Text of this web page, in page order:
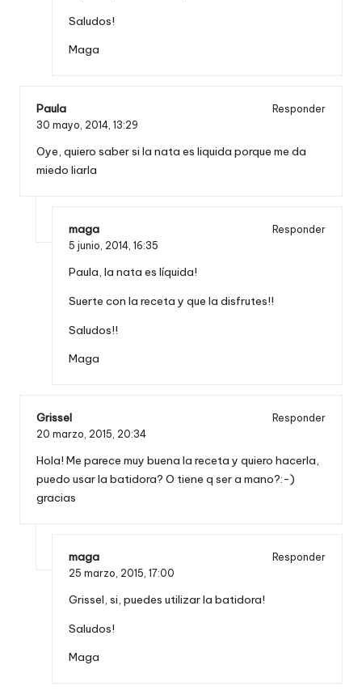
Saludos!
Maga
Paula
Responder
30 mayo, 2014, 13:29
Oye, quiero saber si la nata es liquida porque me da
miedo liarla
maga
Responder
5 junio, 2014, 16:35
Paula, la nata es líquida!
Suerte con la receta y que la disfrutes!!
Saludos!!
Maga
Grissel
Responder
20 marzo, 2015, 20:34
Hola! Me parece muy buena la receta y quiero hacerla,
puedo usar la batidora? O tiene q ser a mano?:-)
gracias
maga
Responder
25 marzo, 2015, 17:00
Grissel, si, puedes utilizar la batidora!
Saludos!
Maga